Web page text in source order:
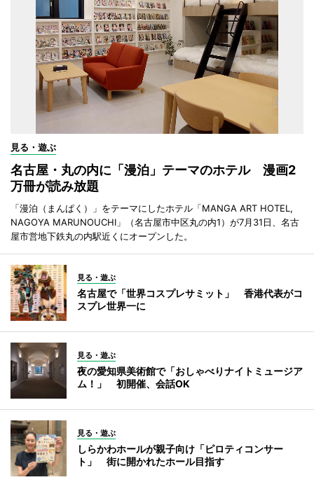
見る・遊ぶ
名古屋・丸の内に「漫泊」テーマのホテル 漫画2
万冊が読み放題
「漫泊（まんぱく）」をテーマにしたホテル「MANGA ART HOTEL,
NAGOYA MARUNOUCHI」（名古屋市中区丸の内1）が7月31日、名古
屋市営地下鉄丸の内駅近くにオープンした。
見る・遊ぶ
名古屋で「世界コスプレサミット」 香港代表がコ
スプレ世界一に
見る・遊ぶ
夜の愛知県美術館で「おしゃべりナイトミュージア
ム！」 初開催、会話OK
見る・遊ぶ
しらかわホールが親子向け「ピロティコンサー
ト」 街に開かれたホール目指す